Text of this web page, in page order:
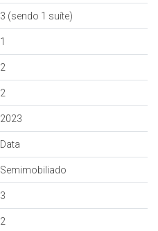
3 (sendo 1 suíte)
1
2
2
2023
Data
Semimobiliado
3
2